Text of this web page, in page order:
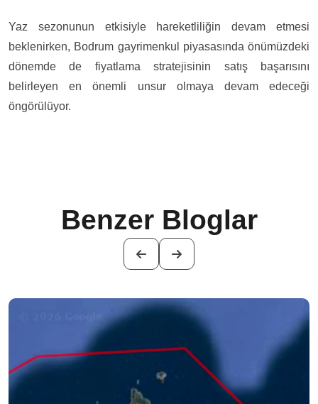
Yaz sezonunun etkisiyle hareketliliğin devam etmesi
beklenirken, Bodrum gayrimenkul piyasasında önümüzdeki
dönemde de fiyatlama stratejisinin satış başarısını
belirleyen en önemli unsur olmaya devam edeceği
öngörülüyor.
Benzer Bloglar